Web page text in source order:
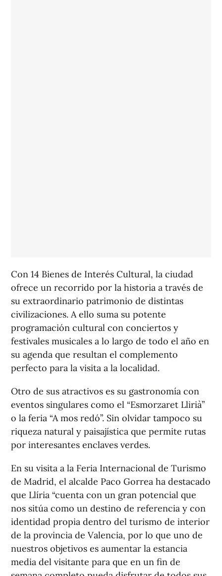
Con 14 Bienes de Interés Cultural, la ciudad
ofrece un recorrido por la historia a través de
su extraordinario patrimonio de distintas
civilizaciones. A ello suma su potente
programación cultural con conciertos y
festivales musicales a lo largo de todo el año en
su agenda que resultan el complemento
perfecto para la visita a la localidad.
Otro de sus atractivos es su gastronomía con
eventos singulares como el “Esmorzaret Llirià”
o la feria “A mos redó”. Sin olvidar tampoco su
riqueza natural y paisajística que permite rutas
por interesantes enclaves verdes.
En su visita a la Feria Internacional de Turismo
de Madrid, el alcalde Paco Gorrea ha destacado
que Llíria “cuenta con un gran potencial que
nos sitúa como un destino de referencia y con
identidad propia dentro del turismo de interior
de la provincia de Valencia, por lo que uno de
nuestros objetivos es aumentar la estancia
media del visitante para que en un fin de